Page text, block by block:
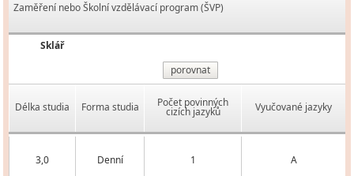
Zaměření nebo Školní vzdělávací program (ŠVP)
Sklář
porovnat
Délka studia Forma studia Počet povinných
cizích jazyků Vyučované jazyky
3,0 Denní 1 A